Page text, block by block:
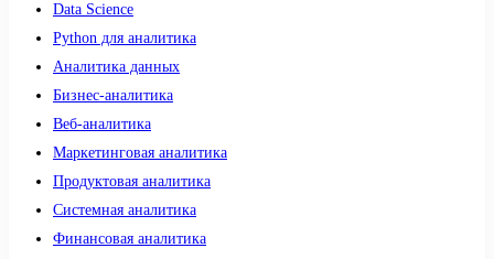
Data Science
Python для аналитика
Аналитика данных
Бизнес-аналитика
Веб-аналитика
Маркетинговая аналитика
Продуктовая аналитика
Системная аналитика
Финансовая аналитика